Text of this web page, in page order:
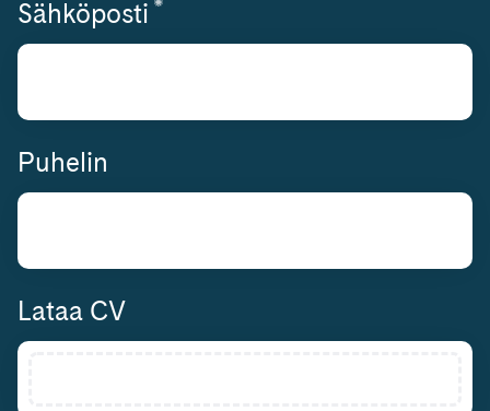
Sähköposti *
Puhelin
Lataa CV